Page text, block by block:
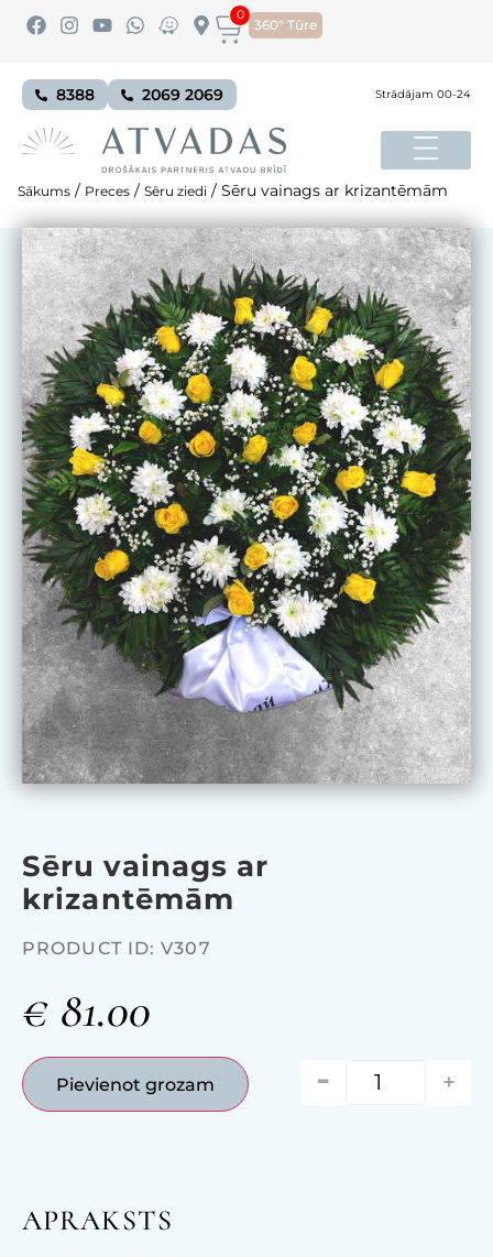
360° Tūre
0
8388 2069 2069 Strādājam 00-24
Sākums / Preces / Sēru ziedi / Sēru vainags ar krizantēmām
Sēru vainags ar
krizantēmām
PRODUCT ID: V307
€ 81.00
- +
Pievienot grozam
APRAKSTS